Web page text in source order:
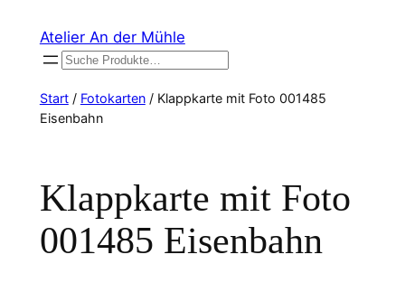
Inhalt
springen
Atelier An der Mühle
Suchen
Start/ Fotokarten/ Klappkarte mit Foto 001485
Eisenbahn
Klappkarte mit Foto
001485 Eisenbahn